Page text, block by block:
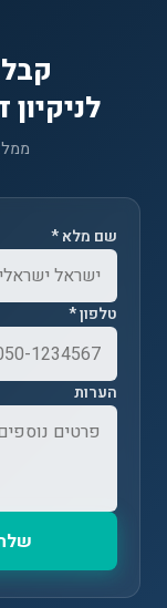
שם מלא *
טלפון *
הערות